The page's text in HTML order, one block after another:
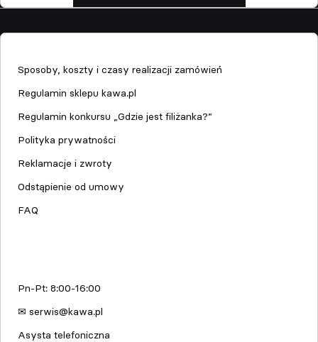
Sposoby, koszty i czasy realizacji zamówień
Regulamin sklepu kawa.pl
Regulamin konkursu „Gdzie jest filiżanka?”
Polityka prywatności
Reklamacje i zwroty
Odstąpienie od umowy
FAQ
Pn-Pt: 8:00-16:00
✉ serwis@kawa.pl
Asysta telefoniczna